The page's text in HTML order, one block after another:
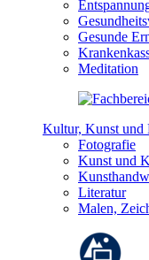
Gesunde
Meditation
Kultur, Kunst und
Fotografie
Kunst und
Literatur
Malen,